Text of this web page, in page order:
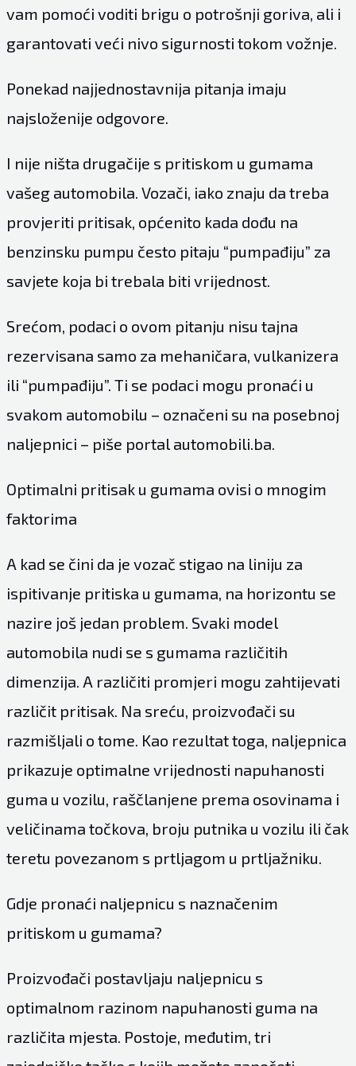
vam pomoći voditi brigu o potrošnji goriva, ali i
garantovati veći nivo sigurnosti tokom vožnje.
Ponekad najjednostavnija pitanja imaju
najsloženije odgovore.
I nije ništa drugačije s pritiskom u gumama
vašeg automobila. Vozači, iako znaju da treba
provjeriti pritisak, općenito kada dođu na
benzinsku pumpu često pitaju “pumpađiju” za
savjete koja bi trebala biti vrijednost.
Srećom, podaci o ovom pitanju nisu tajna
rezervisana samo za mehaničara, vulkanizera
ili “pumpađiju”. Ti se podaci mogu pronaći u
svakom automobilu – označeni su na posebnoj
naljepnici – piše portal automobili.ba.
Optimalni pritisak u gumama ovisi o mnogim
faktorima
A kad se čini da je vozač stigao na liniju za
ispitivanje pritiska u gumama, na horizontu se
nazire još jedan problem. Svaki model
automobila nudi se s gumama različitih
dimenzija. A različiti promjeri mogu zahtijevati
različit pritisak. Na sreću, proizvođači su
razmišljali o tome. Kao rezultat toga, naljepnica
prikazuje optimalne vrijednosti napuhanosti
guma u vozilu, raščlanjene prema osovinama i
veličinama točkova, broju putnika u vozilu ili čak
teretu povezanom s prtljagom u prtljažniku.
Gdje pronaći naljepnicu s naznačenim
pritiskom u gumama?
Proizvođači postavljaju naljepnicu s
optimalnom razinom napuhanosti guma na
različita mjesta. Postoje, međutim, tri